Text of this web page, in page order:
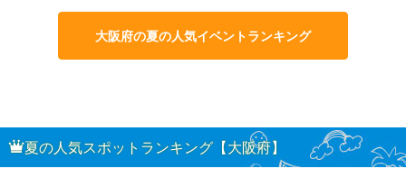
大阪府の夏の人気イベントランキング
夏の人気スポットランキング【大阪府】